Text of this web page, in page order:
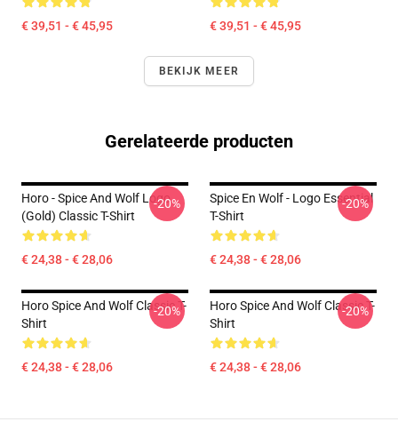
€ 39,51 - € 45,95 € 39,51 - € 45,95
BEKIJK MEER
Gerelateerde producten
Horo - Spice And Wolf Logo
(Gold) Classic T-Shirt
€ 24,38 - € 28,06
-20%
Spice En Wolf - Logo Essential
T-Shirt
€ 24,38 - € 28,06
-20%
Horo Spice And Wolf Classic T-
Shirt
€ 24,38 - € 28,06
-20%
Horo Spice And Wolf Classic T-
Shirt
€ 24,38 - € 28,06
-20%